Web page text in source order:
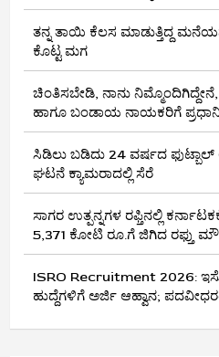
ತನ್ನ ತಾಯಿ ಕೆಲಸ ಮಾಡುತ್ತಿದ್ದ
ಕೊಟ್ಟ ಮಗ
ಚಿಂತಿಸಬೇಡಿ, ನಾನು
ಹಾಗೂ ಬಂಡಾಯ ನಾಯಕರಿಗೆ
ಸಿಡಿಲು ಬಡಿದು 24 ವರ್ಷದ ಫುಟ್ಬಾಲ್
ಘಟನೆ ಕ್ಯಾಮರಾದಲ್ಲಿ ಸೆರೆ
ಸಾಗರ ಉತ್ಪನ್ನಗಳ ರಫ್ತಿನಲ್ಲಿ
5,371 ಕೋಟಿ ರೂ.ಗೆ ಜಿಗಿದ ರಫ್ತು
ISRO Recruitment 2026:
ಹುದ್ದೆಗಳಿಗೆ ಅರ್ಜಿ ಆಹ್ವಾನ;